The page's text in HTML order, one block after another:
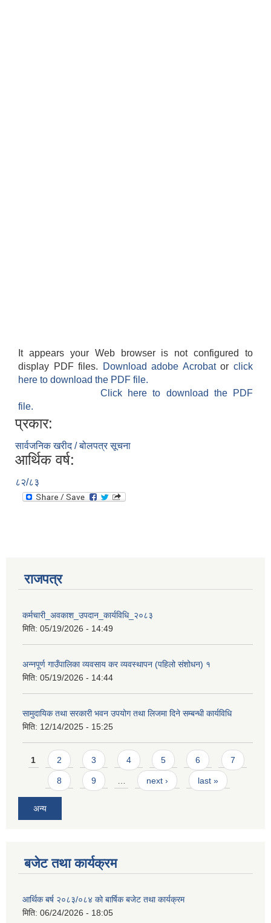
It appears your Web browser is not configured to
display PDF files.
Download adobe Acrobatorclick
here to download the PDF file.
Click here to download the PDF
file.
प्रकार:
सार्वजनिक खरीद / बोलपत्र सूचना
आर्थिक वर्ष:
८२/८३
राजपत्र
कर्मचारी_अवकाश_उपदान_कार्यविधि_२०८३
मिति: 05/19/2026 - 14:49
अन्नपूर्ण गाउँपालिका व्यवसाय कर व्यवस्थापन (पहिलो संशोधन) १
मिति: 05/19/2026 - 14:44
सामुदायिक तथा सरकारी भवन उपयोग तथा लिजमा दिने सम्बन्धी कार्यविधि
मिति: 12/14/2025 - 15:25
Pages
1 2 3 4 5 6 7
8 9 next › last »
अन्य
बजेट तथा कार्यक्रम
आर्थिक बर्ष २०८३/०८४ को बार्षिक बजेट तथा कार्यक्रम
मिति: 06/24/2026 - 18:05